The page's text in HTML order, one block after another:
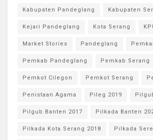
Kabupaten Pandeglang Kabupaten
Kejari Pandeglang Kota Serang
Market Stories Pandeglang
Pemkab Pandeglang Pemkab Serang
Pemkot Cilegon Pemkot Serang
Penistaan Agama Pileg 2019
Pilgub Banten 2017 Pilkada Banten
Pilkada Kota Serang 2018 Pilkada